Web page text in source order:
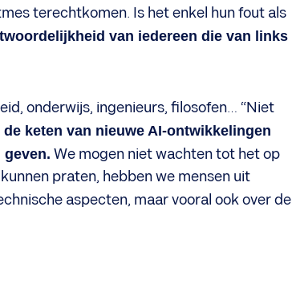
terechtkomen. Is het enkel hun fout als
van iedereen die van links
onderwijs, ingenieurs, filosofen… “Niet
keten van nieuwe AI-ontwikkelingen
geven. We mogen niet wachten tot het op
praten, hebben we mensen uit
aspecten, maar vooral ook over de